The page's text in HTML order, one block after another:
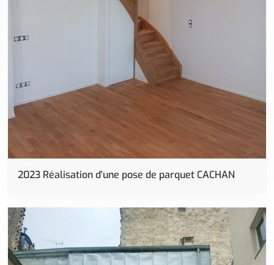
Rénovation
2023 Réalisation d'une pose de parquet CACHAN